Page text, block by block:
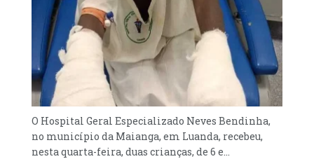
O Hospital Geral Especializado Neves Bendinha,
no município da Maianga, em Luanda, recebeu,
nesta quarta-feira, duas crianças, de 6 e...